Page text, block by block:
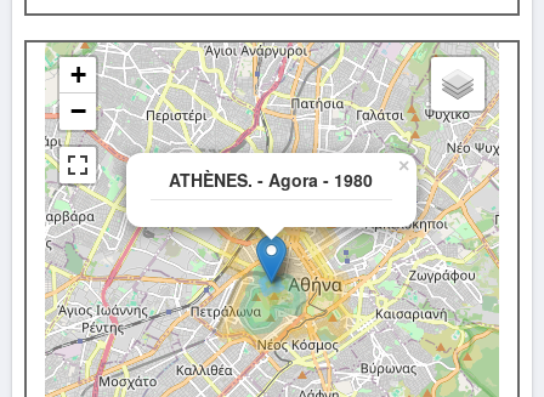
ATHÈNES. - Agora - 1980
×
+
−